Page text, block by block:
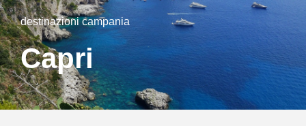
destinazioni campania
Capri